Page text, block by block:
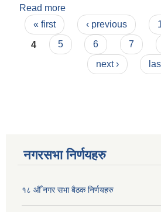
Read more
नियमावली दोश्रो संशोधन
Pages
« first ‹ previous
4
5 6 7
next ›
नगरसभा निर्णयहरु
१८ औँ नगर सभा बैठक निर्णयहरु